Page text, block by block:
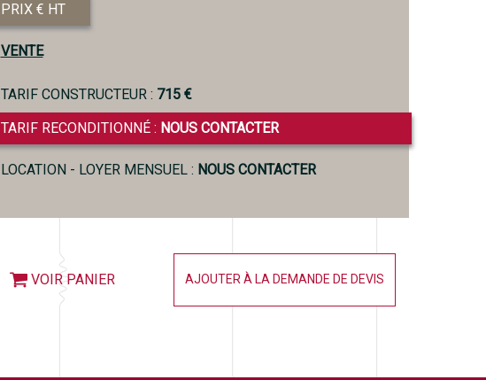
PRIX € HT
VENTE
TARIF CONSTRUCTEUR : 715 €
TARIF RECONDITIONNÉ : NOUS CONTACTER
LOCATION - LOYER MENSUEL : NOUS CONTACTER
VOIR PANIER AJOUTER À LA DEMANDE DE DEVIS